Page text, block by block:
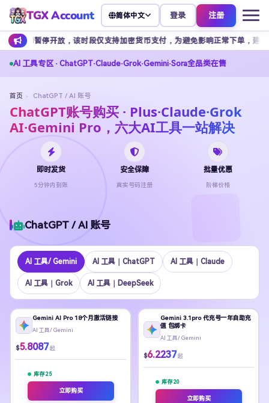
TGX Account 简体中文 登录 注册
开放，该时段仅支持加密货币支付，为避免影响正常下单，建议提前安排
AI 工具专区 · ChatGPT·Claude·Grok·Gemini·Sora全品类在售
首页 › ChatGPT / AI 账号
ChatGPT账号购买 · Plus·Claude·Grok
AI·Gemini Pro，六大AI工具一站解决
即时发货
5分钟内到账
安全保障
真实号码注册
批量优惠
阶梯价格
ChatGPT / AI 账号
Al 工具/ Gemini AI 工具｜ChatGPT Al 工具｜Claude
AI 工具｜Grok Al 工具｜DeepSeek
Gemini AI Pro 18个月激活链接
Al 工具/ Gemini
$5.8087 起
库存25
立即购买
Gemini 3.1pro 代充号一年自助充
值 包绑卡
Al 工具/ Gemini
$6.2237 起
库存20
立即购买